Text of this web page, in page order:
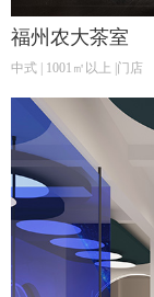
福州农大茶室
中式 | 1001㎡以上 |门店